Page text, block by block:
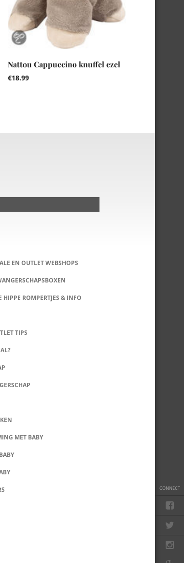
CONNECT
Nattou Cappuccino knuffel ezel
€18.99
EN OUTLET WEBSHOPS
HIPPE ROMPERTJES & INFO
TIPS
MET BABY